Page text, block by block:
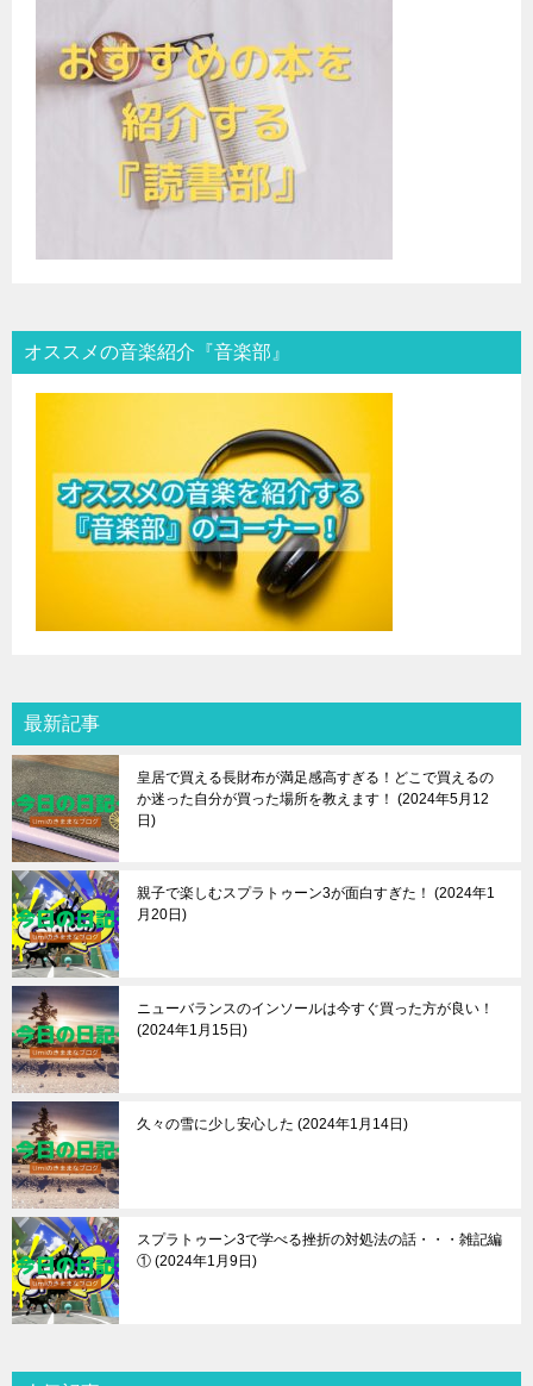
オススメの音楽紹介『音楽部』
最新記事
皇居で買える長財布が満足感高すぎる！どこで買えるの
か迷った自分が買った場所を教えます！
2024年5月12
日
親子で楽しむスプラトゥーン3が面白すぎた！
2024年1
月20日
ニューバランスのインソールは今すぐ買った方が良い！
2024年1月15日
久々の雪に少し安心した 2024年1月14日
スプラトゥーン3で学べる挫折の対処法の話・・・雑記編
① 2024年1月9日